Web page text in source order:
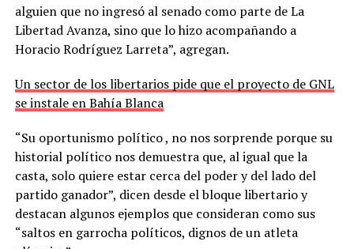
alguien que no ingresó al senado como parte de La
Libertad Avanza, sino que lo hizo acompañando a
Horacio Rodríguez Larreta”, agregan.
Un sector de los libertarios pide que el proyecto de GNL
se instale en Bahía Blanca
“Su oportunismo político , no nos sorprende porque su
historial político nos demuestra que, al igual que la
casta, solo quiere estar cerca del poder y del lado del
partido ganador”, dicen desde el bloque libertario y
destacan algunos ejemplos que consideran como sus
“saltos en garrocha políticos, dignos de un atleta